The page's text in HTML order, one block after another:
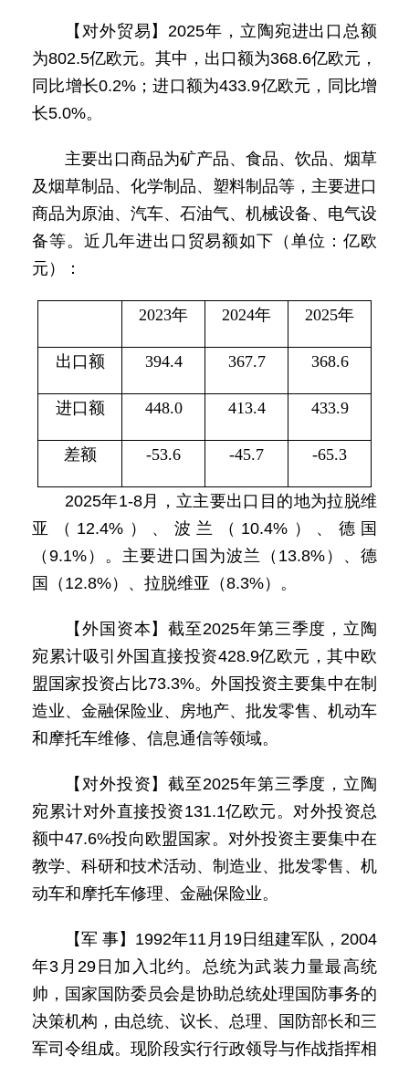
【对外贸易】2025年，立陶宛进出口总额
为802.5亿欧元。其中，出口额为368.6亿欧元，
同比增长0.2%；进口额为433.9亿欧元，同比增
长5.0%。
主要出口商品为矿产品、食品、饮品、烟草
及烟草制品、化学制品、塑料制品等，主要进口
商品为原油、汽车、石油气、机械设备、电气设
备等。近几年进出口贸易额如下（单位：亿欧
元）：
2023年 2024年 2025年
出口额 394.4 367.7 368.6
进口额 448.0 413.4 433.9
差额 -53.6 -45.7 -65.3
2025年1-8月，立主要出口目的地为拉脱维
亚（12.4%）、波兰（10.4%）、德国
（9.1%）。主要进口国为波兰（13.8%）、德
国（12.8%）、拉脱维亚（8.3%）。
【外国资本】截至2025年第三季度，立陶
宛累计吸引外国直接投资428.9亿欧元，其中欧
盟国家投资占比73.3%。外国投资主要集中在制
造业、金融保险业、房地产、批发零售、机动车
和摩托车维修、信息通信等领域。
【对外投资】截至2025年第三季度，立陶
宛累计对外直接投资131.1亿欧元。对外投资总
额中47.6%投向欧盟国家。对外投资主要集中在
教学、科研和技术活动、制造业、批发零售、机
动车和摩托车修理、金融保险业。
【军 事】1992年11月19日组建军队，2004
年3月29日加入北约。总统为武装力量最高统
帅，国家国防委员会是协助总统处理国防事务的
决策机构，由总统、议长、总理、国防部长和三
军司令组成。现阶段实行行政领导与作战指挥相